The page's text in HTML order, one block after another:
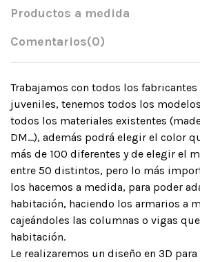
Productos a medida
Comentarios(0)
Trabajamos con todos los
juveniles, tenemos todos los
todos los materiales existentes
DM…), además podrá elegir el color
más de 100 diferentes y de elegir el
entre 50 distintos, pero lo más
los hacemos a medida, para poder
habitación, haciendo los armarios a
cajeándoles las columnas o vigas
habitación.
Le realizaremos un diseño en 3D